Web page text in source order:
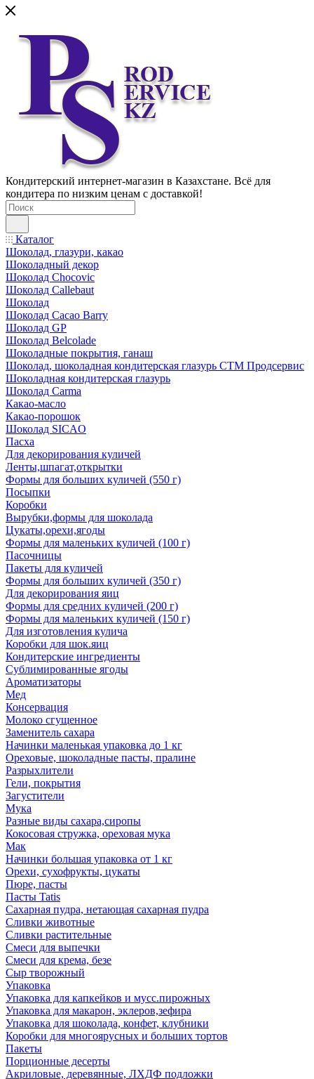
Кондитерский интернет-магазин в Казахстане. Всё для
кондитера по низким ценам с доставкой!
Каталог
Шоколад, глазури, какао
Шоколадный декор
Шоколад Chocovic
Шоколад Callebaut
Шоколад
Шоколад Cacao Barry
Шоколад GP
Шоколад Belcolade
Шоколадные покрытия, ганаш
Шоколад, шоколадная кондитерская глазурь СТМ Продсервис
Шоколадная кондитерская глазурь
Шоколад Carma
Какао-масло
Какао-порошок
Шоколад SICAO
Пасха
Для декорирования куличей
Ленты,шпагат,открытки
Формы для больших куличей (550 г)
Посыпки
Коробки
Вырубки,формы для шоколада
Цукаты,орехи,ягоды
Формы для маленьких куличей (100 г)
Пасочницы
Пакеты для куличей
Формы для больших куличей (350 г)
Для декорирования яиц
Формы для средних куличей (200 г)
Формы для маленьких куличей (150 г)
Для изготовления кулича
Коробки для шок.яиц
Кондитерские ингредиенты
Сублимированные ягоды
Ароматизаторы
Мед
Консервация
Молоко сгущенное
Заменитель сахара
Начинки маленькая упаковка до 1 кг
Ореховые, шоколадные пасты, пралине
Разрыхлители
Гели, покрытия
Загустители
Мука
Разные виды сахара,сиропы
Кокосовая стружка, ореховая мука
Мак
Начинки большая упаковка от 1 кг
Орехи, сухофрукты, цукаты
Пюре, пасты
Пасты Tatis
Сахарная пудра, нетающая сахарная пудра
Сливки животные
Сливки растительные
Смеси для выпечки
Смеси для крема, безе
Сыр творожный
Упаковка
Упаковка для капкейков и мусс.пирожных
Упаковка для макарон, эклеров,зефира
Упаковка для шоколада, конфет, клубники
Коробки для многоярусных и больших тортов
Пакеты
Порционные десерты
Акриловые, деревянные, ЛХДФ подложки